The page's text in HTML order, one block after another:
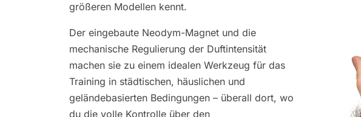
größeren Modellen kennt.
Der eingebaute Neodym-Magnet und die
mechanische Regulierung der Duftintensität
machen sie zu einem idealen Werkzeug für das
Training in städtischen, häuslichen und
geländebasierten Bedingungen – überall dort, wo
du die volle Kontrolle über den